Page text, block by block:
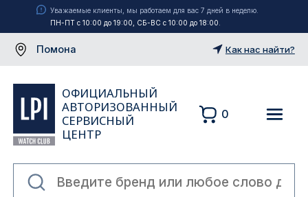
Уважаемые клиенты, мы работаем для вас 7 дней в неделю.
ПН-ПТ с 10:00 до 19:00, СБ-ВС с 10:00 до 18:00.
Помона Как нас найти?
ОФИЦИАЛЬНЫЙ
АВТОРИЗОВАННЫЙ
СЕРВИСНЫЙ
ЦЕНТР
0